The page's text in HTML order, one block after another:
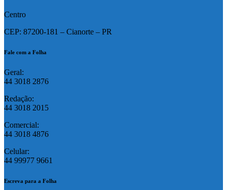
Centro
CEP: 87200-181 – Cianorte – PR
Fale com a Folha
Geral:
44 3018 2876
Redação:
44 3018 2015
Comercial:
44 3018 4876
Celular:
44 99977 9661
Escreva para a Folha